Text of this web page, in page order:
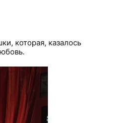
которая, казалось